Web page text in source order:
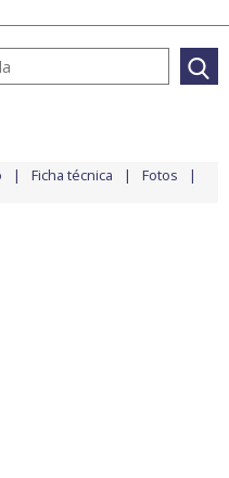
Ficha técnica Fotos